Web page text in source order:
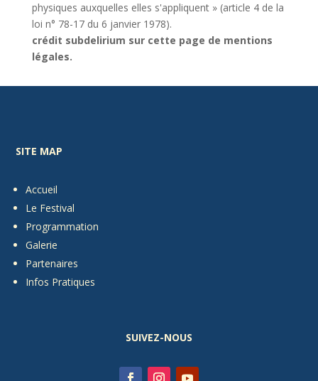
physiques auxquelles elles s'appliquent » (article 4 de la
loi n° 78-17 du 6 janvier 1978).
crédit subdelirium sur cette page de mentions
légales.
SITE MAP
Accueil
Le Festival
Programmation
Galerie
Partenaires
Infos Pratiques
SUIVEZ-NOUS